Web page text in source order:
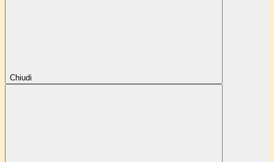
Chiudi